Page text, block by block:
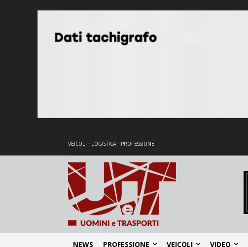
VEICOLI - LOGISTICA - PROFESSIONE
NEWS PROFESSIONE VEICOLI VIDEO